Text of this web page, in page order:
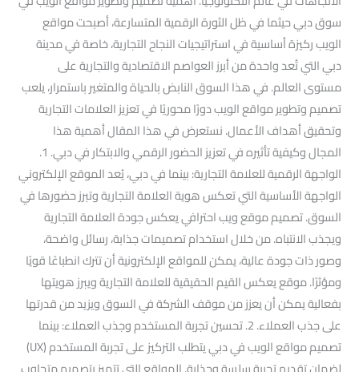
سوق دبي حيثما في ظل الثورة الرقمية المتسارعة، أصبحت مواقع
الويب ركيزة أساسية في استراتيجيات النجاح التجارية، خاصة في مدينة
دبي التي تُعد واحدة من أبرز العواصم الاقتصادية والتجارية على
مستوى العالم. في هذا السوق النابض بالحياة والمتغير باستمرار، يلعب
تصميم وتطوير مواقع الويب دورًا محوريًا في تعزيز العلامات التجارية
وتحقيق أهداف الأعمال. نستعرض في هذا المقال أهمية هذا
المجال وكيفية تأثيره في تعزيز الحضور الرقمي والابتكار في دبي. 1.
الواجهة الرقمية للعلامة التجارية: بينما في دبي، يُعد الموقع الإلكتروني
الواجهة الأساسية التي تعكس هوية العلامة التجارية وتبرز حضورها في
السوق. تصميم موقع ويب احترافي يعكس جودة العلامة التجارية
ويجذب الانتباه. من خلال استخدام تصميمات جذابة، رسائل واضحة،
وصور ذات جودة عالية، يمكن للمواقع الإلكترونية أن تترك انطباعًا قويًا
ومؤثرًا. موقع يعكس القيم الحقيقية للعلامة التجارية ويبرز هويتها
بفعالية يمكن أن يعزز من موقف الشركة في السوق ويزيد من قدرتها
على جذب العملاء. 2. تحسين تجربة المستخدم وجذب العملاء: بينما
تصميم مواقع الويب في دبي يتطلب التركيز على تجربة المستخدم (UX)